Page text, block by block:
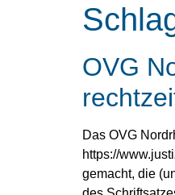
OVG
Das OVG
https://
gemacht, die